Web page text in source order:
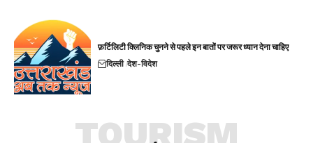
फ़र्टिलिटी क्लिनिक चुनने से पहले इन बातों पर जरूर ध्यान देना चाहिए
दिल्ली देश-विदेश
TOURISM